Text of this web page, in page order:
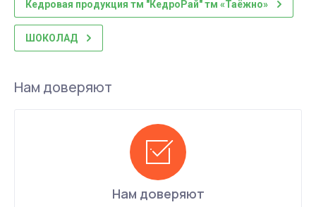
Кедровая продукция тм "КедроРай" тм «Таёжно»
ШОКОЛАД
Нам доверяют
Нам доверяют